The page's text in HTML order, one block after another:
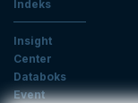
Indeks
Insight
Center
Databoks
Event